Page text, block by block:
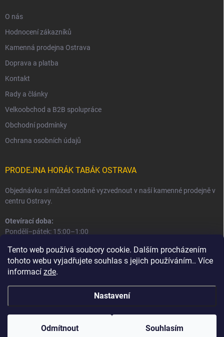
Tento web používá soubory cookie. Dalším procházením
tohoto webu vyjadřujete souhlas s jejich používáním.. Více
informací zde.
Nastavení
Odmítnout Souhlasím
O nás
Hodnocení zákazníků
Kamenná prodejna Ostrava
Doprava a platba
Kontakt
Rady a články
Velkoobchod a B2B spolupráce
Obchodní podmínky
Ochrana osobních údajů
PRODEJNA HORÁK TABÁK OSTRAVA
Objednávku si můžeš osobně vyzvednout v naší kamenné prodejně v
centru Ostravy.
Otevírací doba:
Pondělí–pátek: 15:00–1:00
Informace o prodejně a osobním odběru
Copyright 2026Horák Tabák. Všechna práva vyhrazena.